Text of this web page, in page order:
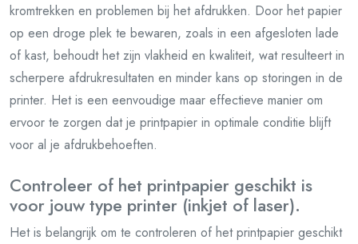
kromtrekken en problemen bij het afdrukken. Door het papier
op een droge plek te bewaren, zoals in een afgesloten lade
of kast, behoudt het zijn vlakheid en kwaliteit, wat resulteert in
scherpere afdrukresultaten en minder kans op storingen in de
printer. Het is een eenvoudige maar effectieve manier om
ervoor te zorgen dat je printpapier in optimale conditie blijft
voor al je afdrukbehoeften.
Controleer of het printpapier geschikt is
voor jouw type printer (inkjet of laser).
Het is belangrijk om te controleren of het printpapier geschikt